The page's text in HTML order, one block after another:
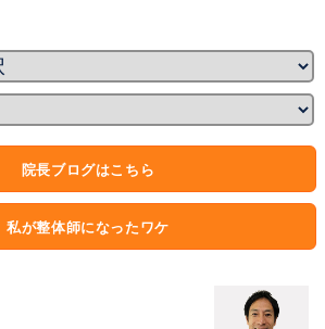
院長ブログはこちら
私が整体師になったワケ